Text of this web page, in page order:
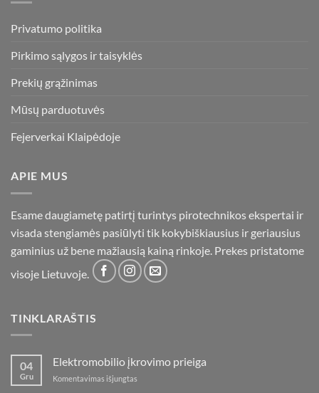
Privatumo politika
Pirkimo sąlygos ir taisyklės
Prekių grąžinimas
Mūsų parduotuvės
Fejerverkai Klaipėdoje
APIE MUS
Esame daugiametę patirtį turintys pirotechnikos ekspertai ir
visada stengiamės pasiūlyti tik kokybiškiausius ir geriausius
gaminius už bene mažiausią kainą rinkoje. Prekes pristatome
visoje Lietuvoje.
TINKLARAŠTIS
04
Gru
Elektromobilio įkrovimo prieiga
Komentavimas išjungtas